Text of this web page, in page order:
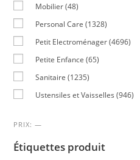
Mobilier (48)
Personal Care (1328)
Petit Electroménager (4696)
Petite Enfance (65)
Sanitaire (1235)
Ustensiles et Vaisselles (946)
PRIX:—
Étiquettes produit